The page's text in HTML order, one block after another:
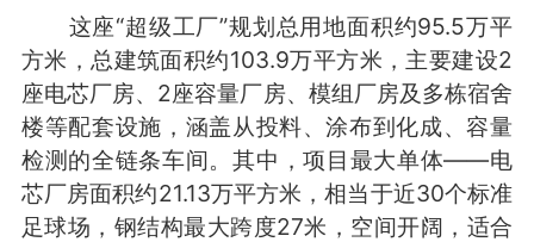
这座“超级工厂”规划总用地面积约95.5万平
方米，总建筑面积约103.9万平方米，主要建设2
座电芯厂房、2座容量厂房、模组厂房及多栋宿舍
楼等配套设施，涵盖从投料、涂布到化成、容量
检测的全链条车间。其中，项目最大单体——电
芯厂房面积约21.13万平方米，相当于近30个标准
足球场，钢结构最大跨度27米，空间开阔，适合